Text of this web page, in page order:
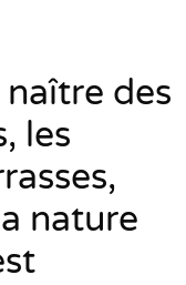
naître des
les
nature